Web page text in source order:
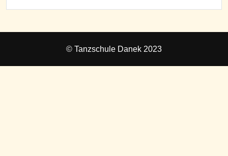
© Tanzschule Danek 2023